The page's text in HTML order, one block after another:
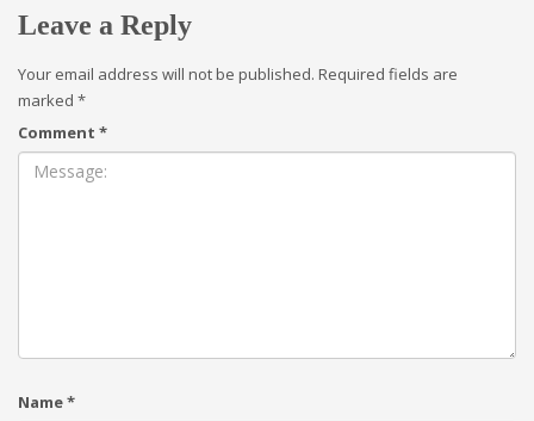
Leave a Reply
Your email address will not be published. Required fields are
marked *
Comment *
Name*